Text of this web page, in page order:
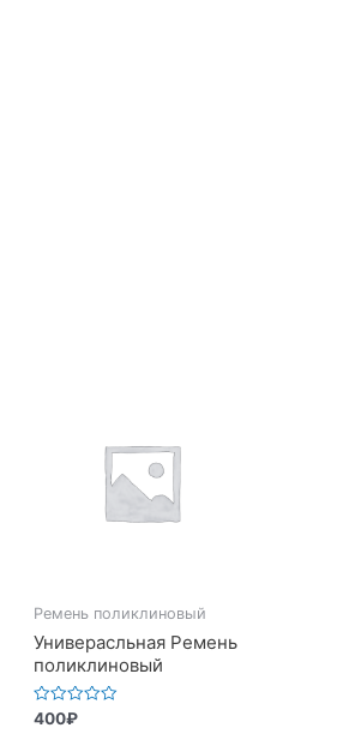
Ремень поликлиновый
Универасльная Ремень
поликлиновый
Оценка
400₽